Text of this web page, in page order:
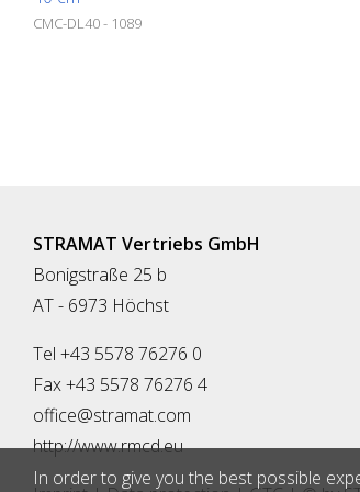
CMC-DL40 - 1089
STRAMAT Vertriebs GmbH
Bonigstraße 25 b
AT - 6973 Höchst
Tel +43 5578 76276 0
Fax +43 5578 76276 4
office@stramat.com
http://www.rmcd.eu
In order to give you the best possible